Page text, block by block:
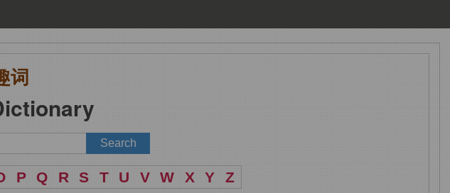
词
P Q R S T U V W X Y Z